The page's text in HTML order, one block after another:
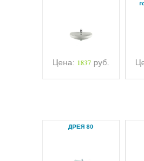
Цена: 1837 руб.
ДРЕЯ 80